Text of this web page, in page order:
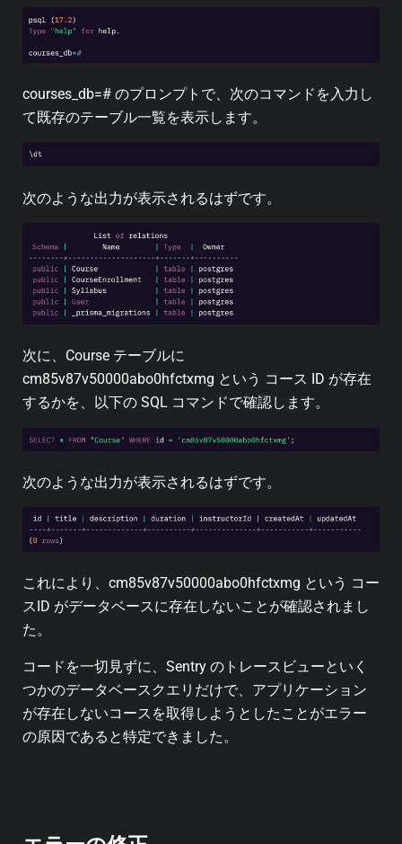
courses_db=# のプロンプトで、次のコマンドを入力し
て既存のテーブル一覧を表示します。
次のような出力が表示されるはずです。
次に、Course テーブルに
cm85v87v50000abo0hfctxmg という コース ID が存在
するかを、以下の SQL コマンドで確認します。
次のような出力が表示されるはずです。
これにより、cm85v87v50000abo0hfctxmg という コー
スID がデータベースに存在しないことが確認されまし
た。
コードを一切見ずに、Sentry のトレースビューといく
つかのデータベースクエリだけで、アプリケーション
が存在しないコースを取得しようとしたことがエラー
の原因であると特定できました。